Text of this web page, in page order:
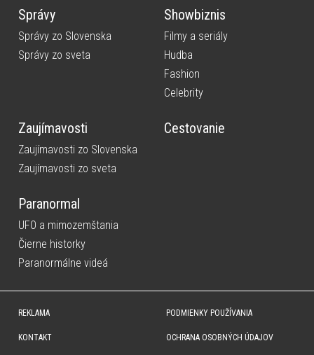
Správy
Správy zo Slovenska
Správy zo sveta
Showbiznis
Filmy a seriály
Hudba
Fashion
Celebrity
Zaujímavosti
Zaujímavosti zo Slovenska
Zaujímavosti zo sveta
Cestovanie
Paranormal
UFO a mimozemštania
Čierne historky
Paranormálne videá
REKLAMA
KONTAKT
PODMIENKY POUŽÍVANIA
OCHRANA OSOBNÝCH ÚDAJOV